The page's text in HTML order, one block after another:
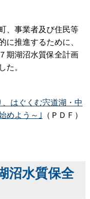
、事業者及び住民等
推進するために、
期湖沼水質保全計画
。
はぐくむ宍道湖・中
めよう～｣ （ＰＤＦ）
沼水質保全